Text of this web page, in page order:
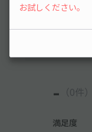
- （0件）
満足度
お試しください。